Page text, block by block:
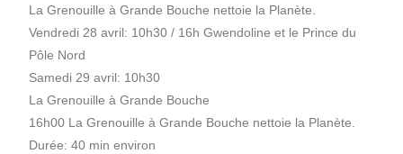
La Grenouille à Grande Bouche nettoie la Planète.
Vendredi 28 avril: 10h30 / 16h Gwendoline et le Prince du
Pôle Nord
Samedi 29 avril: 10h30
La Grenouille à Grande Bouche
16h00 La Grenouille à Grande Bouche nettoie la Planète.
Durée: 40 min environ